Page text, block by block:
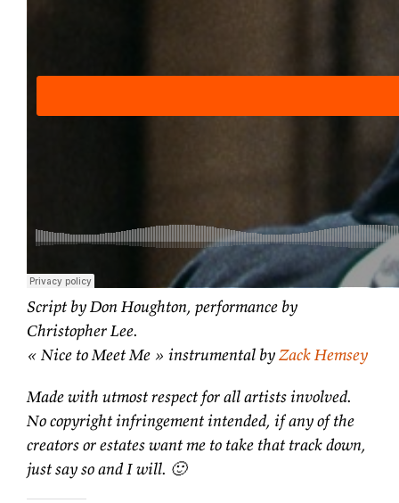
Script by Don Houghton, performance by
Christopher Lee.
« Nice to Meet Me » instrumental byZack Hemsey
Made with utmost respect for all artists involved.
No copyright infringement intended, if any of the
creators or estates want me to take that track down,
just say so and I will. 🙂